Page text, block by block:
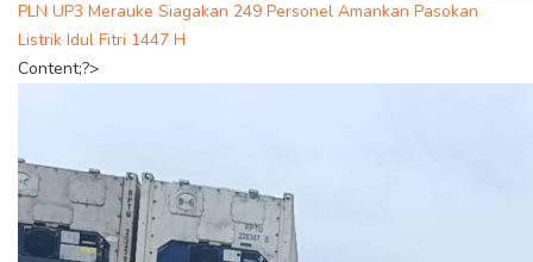
PLN UP3 Merauke Siagakan 249 Personel Amankan Pasokan
Listrik Idul Fitri 1447 H
Content;?>